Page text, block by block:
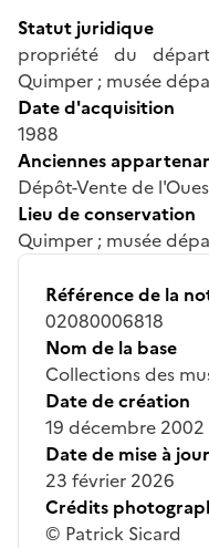
Statut juridique
propriété du
Quimper ; musée
Date d'acquisition
1988
Anciennes
Dépôt-Vente de
Lieu de conservation
Quimper ; musée
Référence de la
02080006818
Nom de la base
Collections des
Date de création
19 décembre 2002
Date de mise à jour
23 février 2026
Crédits
© Patrick Sicard